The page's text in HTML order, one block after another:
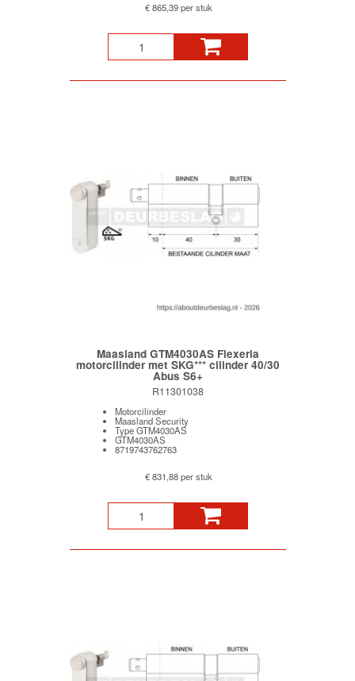
€ 865,39 per stuk
Maasland GTM4030AS Flexeria
motorcilinder met SKG*** cilinder 40/30
Abus S6+
R11301038
Motorcilinder
Maasland Security
Type GTM4030AS
GTM4030AS
8719743762763
€ 831,88 per stuk